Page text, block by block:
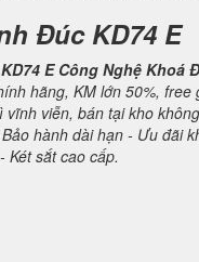
Đúc KD74 E
E Công Nghệ Khoá
hãng, KM lớn 50%, free
viễn, bán tại kho
hành dài hạn - Ưu đãi
Két sắt cao cấp.